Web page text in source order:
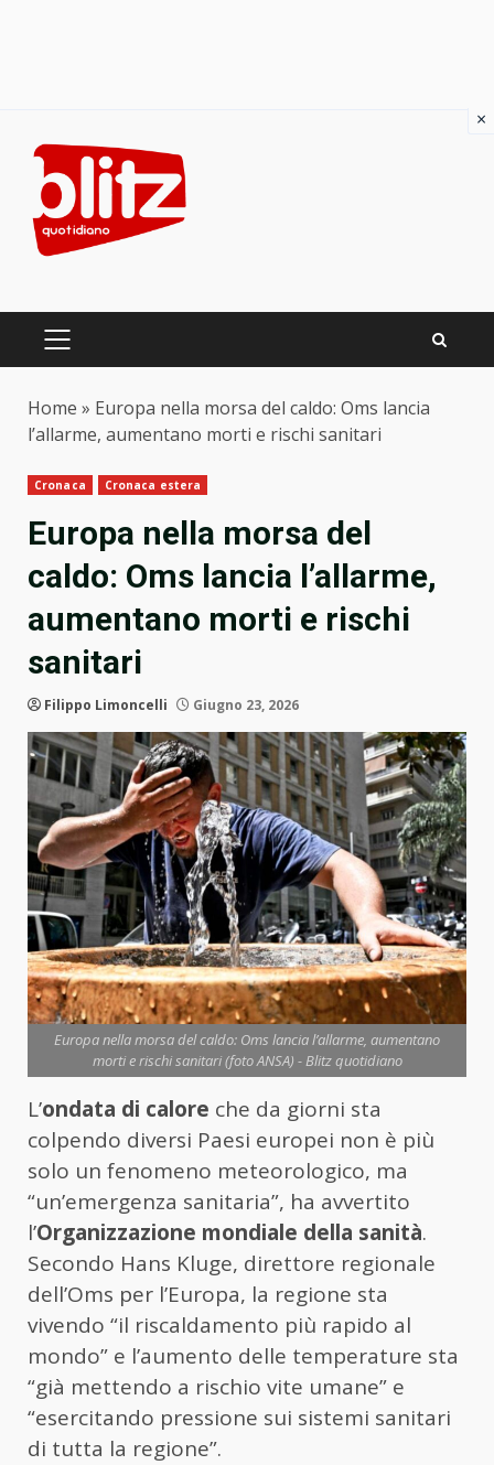
content
PRIMARY
Home » Europa nella morsa del caldo: Oms lancia
l’allarme, aumentano morti e rischi sanitari
Cronaca Cronaca estera
Europa nella morsa del
caldo: Oms lancia l’allarme,
aumentano morti e rischi
sanitari
Filippo Limoncelli Giugno 23, 2026
Europa nella morsa del caldo: Oms lancia l’allarme, aumentano
morti e rischi sanitari (foto ANSA) - Blitz quotidiano
L’ondata di calore che da giorni sta
colpendo diversi Paesi europei non è più
solo un fenomeno meteorologico, ma
“un’emergenza sanitaria”, ha avvertito
l’Organizzazione mondiale della sanità.
Secondo Hans Kluge, direttore regionale
dell’Oms per l’Europa, la regione sta
vivendo “il riscaldamento più rapido al
mondo” e l’aumento delle temperature sta
“già mettendo a rischio vite umane” e
“esercitando pressione sui sistemi sanitari
di tutta la regione”.
×